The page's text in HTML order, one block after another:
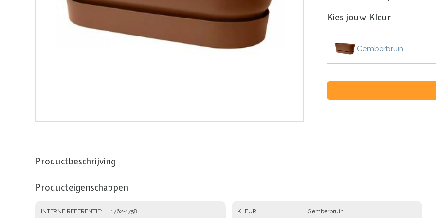
Kies jouw Kleur
Gemberbruin
Productbeschrijving
Producteigenschappen
INTERNE REFERENTIE 1762-1758 KLEUR Gemberbruin